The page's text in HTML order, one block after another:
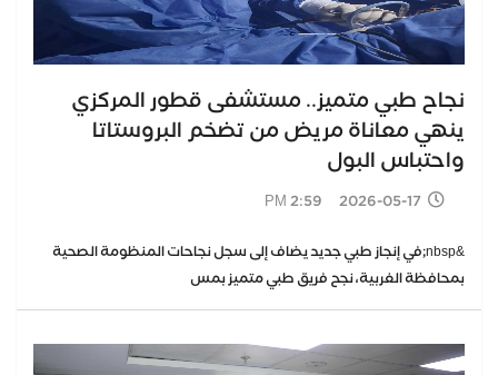
نجاح طبي متميز.. مستشفى قطور المركزي
ينهي معاناة مريض من تضخم البروستاتا
واحتباس البول
2026-05-17 2:59 PM
&nbsp;في إنجاز طبي جديد يضاف إلى سجل نجاحات المنظومة الصحية
بمحافظة الغربية، نجح فريق طبي متميز بمس